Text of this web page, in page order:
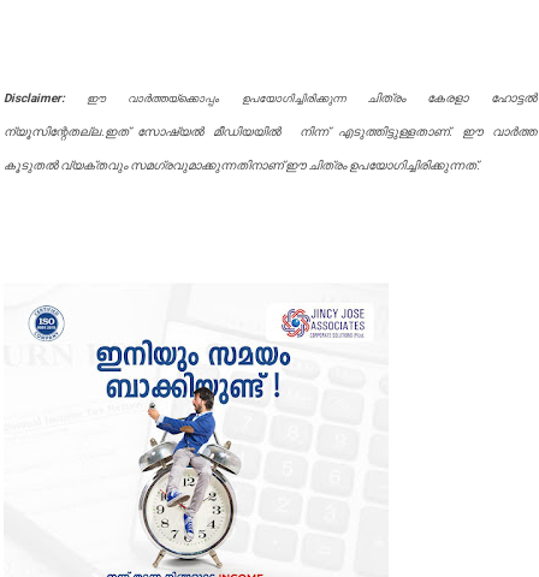
Disclaimer: ഈ വാർത്തയ്ക്കൊപ്പം ഉപയോഗിച്ചിരിക്കുന്ന ചിത്രം കേരളാ ഹോട്ടൽ
ന്യൂസിന്റേതല്ല.ഇത് സോഷ്യൽ മീഡിയയിൽ നിന്ന് എടുത്തിട്ടുള്ളതാണ്. ഈ വാർത്ത
കൂടുതൽ വ്യക്തവും സമഗ്രവുമാക്കുന്നതിനാണ് ഈ ചിത്രം ഉപയോഗിച്ചിരിക്കുന്നത്.